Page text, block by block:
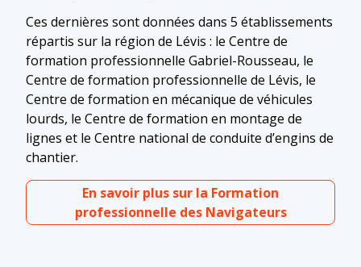
Ces dernières sont données dans 5 établissements
répartis sur la région de Lévis : le Centre de
formation professionnelle Gabriel-Rousseau, le
Centre de formation professionnelle de Lévis, le
Centre de formation en mécanique de véhicules
lourds, le Centre de formation en montage de
lignes et le Centre national de conduite d’engins de
chantier.
En savoir plus sur la Formation
professionnelle des Navigateurs